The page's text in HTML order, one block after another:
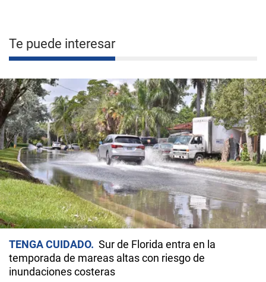
Te puede interesar
TENGA CUIDADO
Sur de Florida entra en la
temporada de mareas altas con riesgo de
inundaciones costeras